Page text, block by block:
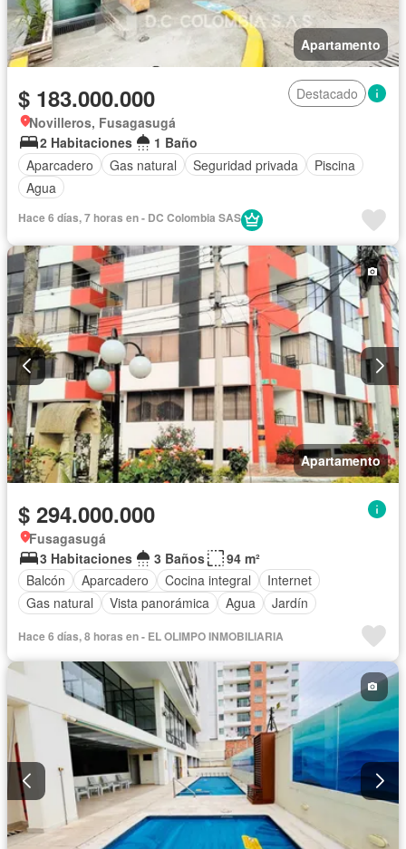
Apartamento
$ 183.000.000
Destacado
Novilleros, Fusagasugá
2 Habitaciones
1 Baño
Aparcadero
Gas natural Seguridad privada
Piscina
Agua
Hace 6 días, 7 horas en - DC Colombia SAS
Apartamento
$ 294.000.000
Fusagasugá
3 Habitaciones
3 Baños
94 m²
Balcón
Aparcadero Cocina integral
Internet
Gas natural
Vista panorámica Agua Jardín
Hace 6 días, 8 horas en - EL OLIMPO INMOBILIARIA